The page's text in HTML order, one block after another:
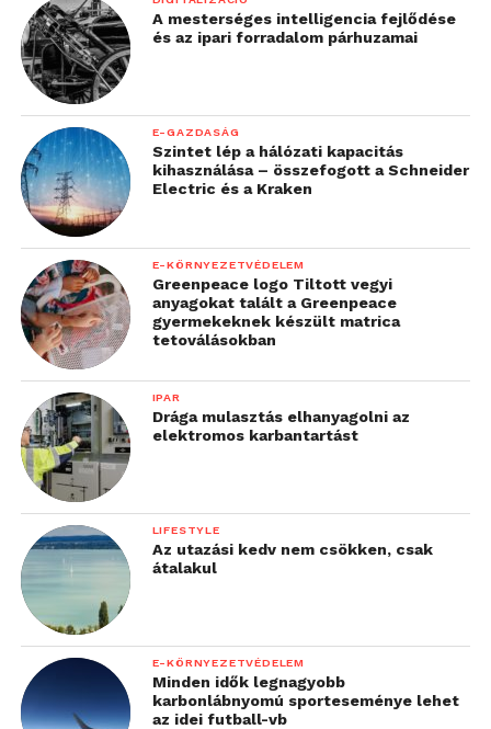
A mesterséges intelligencia fejlődése
és az ipari forradalom párhuzamai
E-GAZDASÁG
Szintet lép a hálózati kapacitás
kihasználása – összefogott a Schneider
Electric és a Kraken
E-KÖRNYEZETVÉDELEM
Greenpeace logo Tiltott vegyi
anyagokat talált a Greenpeace
gyermekeknek készült matrica
tetoválásokban
IPAR
Drága mulasztás elhanyagolni az
elektromos karbantartást
LIFESTYLE
Az utazási kedv nem csökken, csak
átalakul
E-KÖRNYEZETVÉDELEM
Minden idők legnagyobb
karbonlábnyomú sporteseménye lehet
az idei futball-vb